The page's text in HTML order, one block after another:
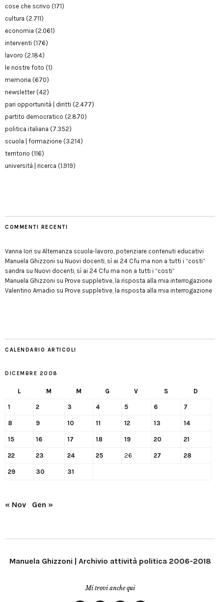
cose che scrivo (171)
cultura (2.711)
economia (2.061)
interventi (176)
lavoro (2.184)
le nostre foto (1)
memoria (670)
newsletter(42)
pari opportunità | diritti (2.477)
partito democratico (2.870)
politica italiana (7.352)
scuola | formazione (3.214)
territorio (116)
università | ricerca (1.919)
COMMENTI RECENTI
Vanna Iori su Alternanza scuola-lavoro, potenziare contenuti educativi
Manuela Ghizzoni su Nuovi docenti, sì ai 24 Cfu ma non a tutti i “costi”
sandra su Nuovi docenti, sì ai 24 Cfu ma non a tutti i “costi”
Manuela Ghizzoni su Prove suppletive, la risposta alla mia interrogazione
Valentino Amadio su Prove suppletive, la risposta alla mia interrogazione
CALENDARIO ARTICOLI
DICEMBRE 2008
L M M G V S D
1 2 3 4 5 6 7
8 9 10 11 12 13 14
15 16 17 18 19 20 21
22 23 24 25 26 27 28
29 30 31
« Nov Gen »
Manuela Ghizzoni | Archivio attività politica 2006-2018
Mi trovi anche qui